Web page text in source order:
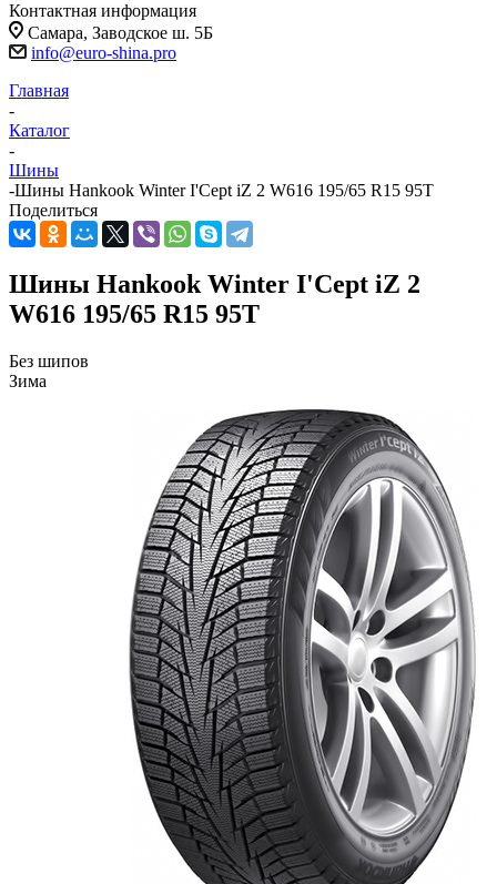
Контактная информация
Самара, Заводское ш. 5Б
info@euro-shina.pro
Главная
-
Каталог
-
Шины
-Шины Hankook Winter I'Cept iZ 2 W616 195/65 R15 95T
Поделиться
Шины Hankook Winter I'Cept iZ 2
W616 195/65 R15 95T
Без шипов
Зима